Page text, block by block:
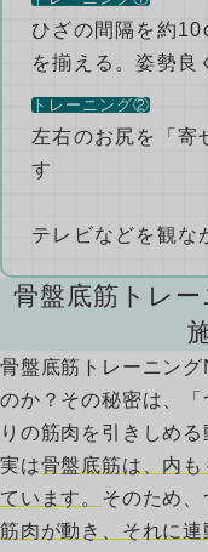
ひざの間隔を約
を揃える。姿勢良
トレーニング②
左右のお尻を「寄
す
テレビなどを観な
骨盤底筋トレ
骨盤底筋トレーニン
のか？その秘密は、
りの筋肉を引きしめる
実は骨盤底筋は、内
ています。 そのため
筋肉が動き、それに連